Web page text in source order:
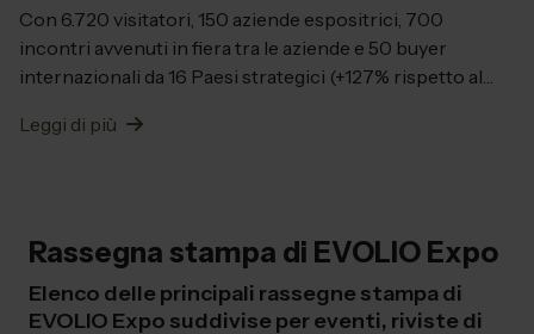
Con 6.720 visitatori, 150 aziende espositrici, 700
incontri avvenuti in fiera tra le aziende e 50 buyer
internazionali da 16 Paesi strategici (+127% rispetto al
Leggi di più
Rassegna stampa di EVOLIO Expo
Elenco delle principali rassegne stampa di
EVOLIO Expo suddivise per eventi, riviste di